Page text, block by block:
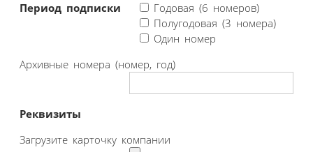
Период подписки
Годовая (6 номеров)
Полугодовая (3 номера)
Один номер
Архивные номера (номер, год)
Реквизиты
Загрузите карточку компании